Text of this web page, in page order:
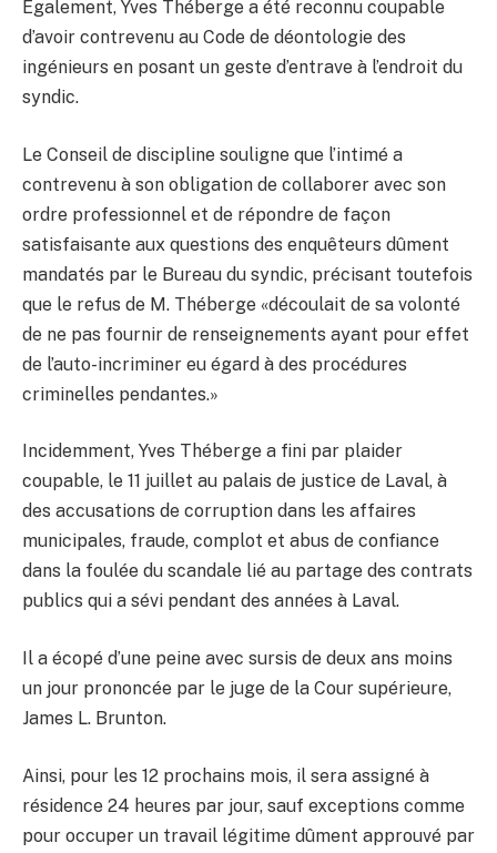
Également, Yves Théberge a été reconnu coupable
d’avoir contrevenu au Code de déontologie des
ingénieurs en posant un geste d’entrave à l’endroit du
syndic.
Le Conseil de discipline souligne que l’intimé a
contrevenu à son obligation de collaborer avec son
ordre professionnel et de répondre de façon
satisfaisante aux questions des enquêteurs dûment
mandatés par le Bureau du syndic, précisant toutefois
que le refus de M. Théberge «découlait de sa volonté
de ne pas fournir de renseignements ayant pour effet
de l’auto-incriminer eu égard à des procédures
criminelles pendantes.»
Incidemment, Yves Théberge a fini par plaider
coupable, le 11 juillet au palais de justice de Laval, à
des accusations de corruption dans les affaires
municipales, fraude, complot et abus de confiance
dans la foulée du scandale lié au partage des contrats
publics qui a sévi pendant des années à Laval.
Il a écopé d’une peine avec sursis de deux ans moins
un jour prononcée par le juge de la Cour supérieure,
James L. Brunton.
Ainsi, pour les 12 prochains mois, il sera assigné à
résidence 24 heures par jour, sauf exceptions comme
pour occuper un travail légitime dûment approuvé par